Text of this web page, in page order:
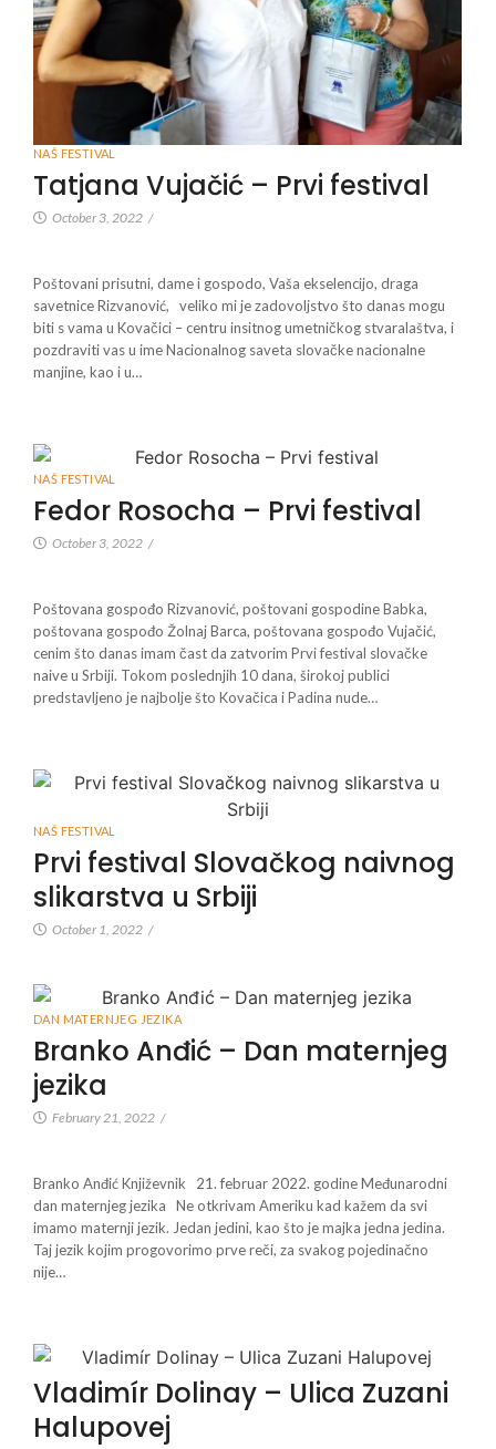
NAŠ FESTIVAL
Tatjana Vujačić – Prvi festival
October 3, 2022 /
Poštovani prisutni, dame i gospodo, Vaša ekselencijo, draga
savetnice Rizvanović, veliko mi je zadovoljstvo što danas mogu
biti s vama u Kovačici – centru insitnog umetničkog stvaralaštva, i
pozdraviti vas u ime Nacionalnog saveta slovačke nacionalne
manjine, kao i u…
NAŠ FESTIVAL
Fedor Rosocha – Prvi festival
October 3, 2022 /
Poštovana gospođo Rizvanović, poštovani gospodine Babka,
poštovana gospođo Žolnaj Barca, poštovana gospođo Vujačić,
cenim što danas imam čast da zatvorim Prvi festival slovačke
naive u Srbiji. Tokom poslednjih 10 dana, širokoj publici
predstavljeno je najbolje što Kovačica i Padina nude…
NAŠ FESTIVAL
Prvi festival Slovačkog naivnog
slikarstva u Srbiji
October 1, 2022 /
DAN MATERNJEG JEZIKA
Branko Anđić – Dan maternjeg
jezika
February 21, 2022 /
Branko Anđić Književnik 21. februar 2022. godine Međunarodni
dan maternjeg jezika Ne otkrivam Ameriku kad kažem da svi
imamo maternji jezik. Jedan jedini, kao što je majka jedna jedina.
Taj jezik kojim progovorimo prve reči, za svakog pojedinačno
nije…
Vladimír Dolinay – Ulica Zuzani
Halupovej